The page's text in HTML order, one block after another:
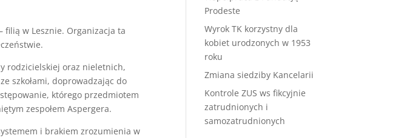
filią w Lesznie. Organizacja ta
rodzicielskiej oraz nieletnich,
szkołami, doprowadzając do
którego przedmiotem
zespołem Aspergera.
i brakiem zrozumienia w
Prodeste
Wyrok TK korzystny dla
kobiet urodzonych w 1953
roku
Zmiana siedziby Kancelarii
Kontrole ZUS ws fikcyjnie
zatrudnionych i
samozatrudnionych